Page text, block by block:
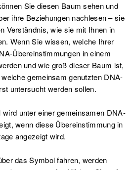
Sie diesen Baum sehen und
ihre Beziehungen nachlesen – sie
Verständnis, wie sie mit Ihnen in
Wenn Sie wissen, welche Ihrer
Übereinstimmungen in einem
und wie groß dieser Baum ist,
gemeinsam genutzten DNA-
untersucht werden sollen.
unter einer gemeinsamen DNA-
wenn diese Übereinstimmung in
angezeigt wird.
das Symbol fahren, werden